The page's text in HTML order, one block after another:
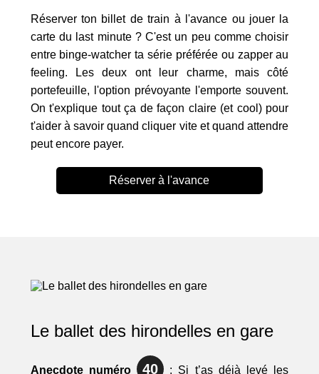
Réserver ton billet de train à l'avance ou jouer la
carte du last minute ? C'est un peu comme choisir
entre binge-watcher ta série préférée ou zapper au
feeling. Les deux ont leur charme, mais côté
portefeuille, l'option prévoyante l'emporte souvent.
On t'explique tout ça de façon claire (et cool) pour
t'aider à savoir quand cliquer vite et quand attendre
peut encore payer.
Réserver à l'avance
Le ballet des hirondelles en gare
Anecdote numéro 40
: Si t’as déjà levé les